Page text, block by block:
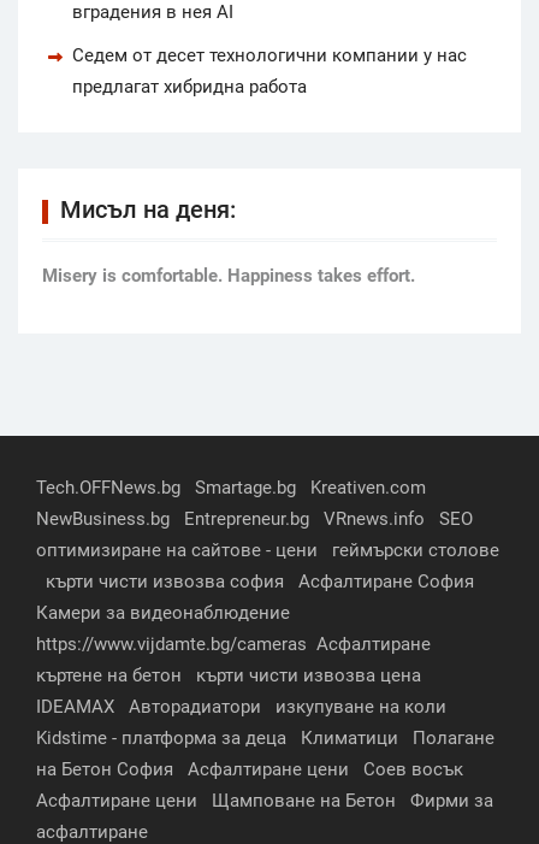
вградения в нея AI
Седем от десет технологични компании у нас
предлагат хибридна работа
Мисъл на деня:
Мisery is comfortable. Happiness takes effort.
Tech.OFFNews.bg Smartage.bg
Kreativen.com
NewBusiness.bg
Entrepreneur.bg VRnews.info
SEO
оптимизиране на сайтове - цени
геймърски столове
кърти чисти извозва софия
Асфалтиране София
Камери за видеонаблюдение
https://www.vijdamte.bg/cameras Асфалтиране
къртене на бетон
кърти чисти извозва цена
IDEAMAX
Авторадиатори
изкупуване на коли
Kidstime - платформа за деца
Климатици
Полагане
на Бетон София
Асфалтиране цени
Соев восък
Асфалтиране цени
Щамповане на Бетон
Фирми за
асфалтиране